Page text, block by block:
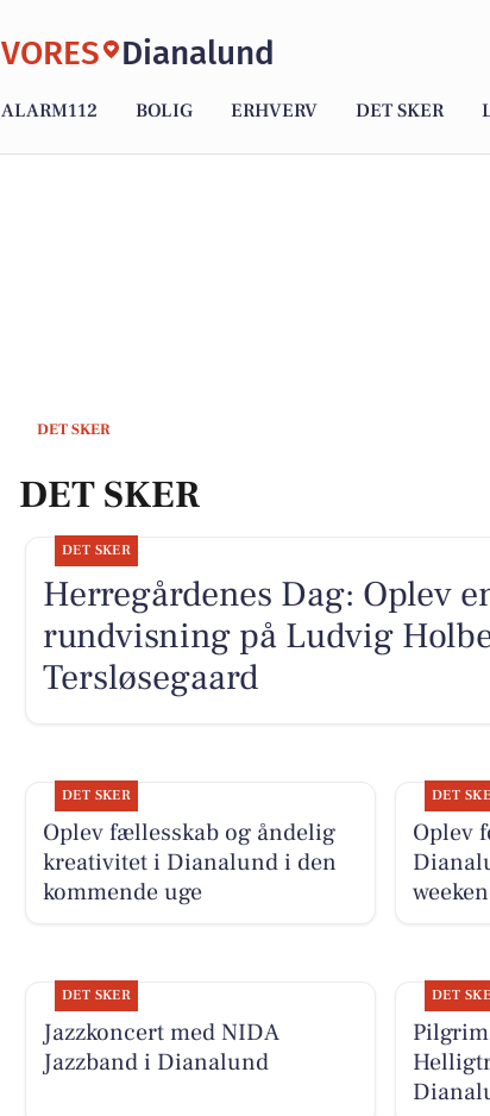
VORES Dianalund
ALARM112 BOLIG ERHVERV DET SKER
DET SKER
DET SKER
DET SKER
Herregårdenes Dag: Oplev
rundvisning på Ludvig
Tersløsegaard
DET SKER
Oplev fællesskab og åndelig
kreativitet i Dianalund i den
kommende uge
DET
Oplev
DET SKER
Jazzkoncert med NIDA
Jazzband i Dianalund
DET